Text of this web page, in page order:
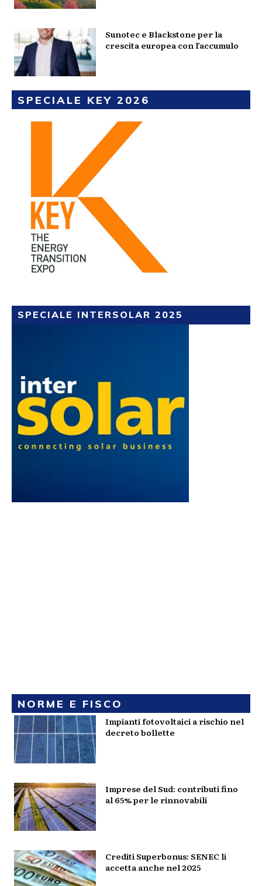
Sunotec e Blackstone per la
crescita europea con l’accumulo
SPECIALE KEY 2026
SPECIALE INTERSOLAR 2025
NORME E FISCO
Impianti fotovoltaici a rischio nel
decreto bollette
Imprese del Sud: contributi fino
al 65% per le rinnovabili
Crediti Superbonus: SENEC li
accetta anche nel 2025